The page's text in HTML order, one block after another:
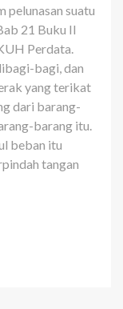
pelunasan suatu
21 Buku II
Perdata.
bagi, dan
yang terikat
dari barang-
barang itu.
beban itu
tangan